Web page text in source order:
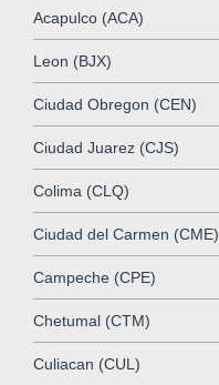
Acapulco (ACA)
Leon (BJX)
Ciudad Obregon (CEN)
Ciudad Juarez (CJS)
Colima (CLQ)
Ciudad del Carmen (CME)
Campeche (CPE)
Chetumal (CTM)
Culiacan (CUL)